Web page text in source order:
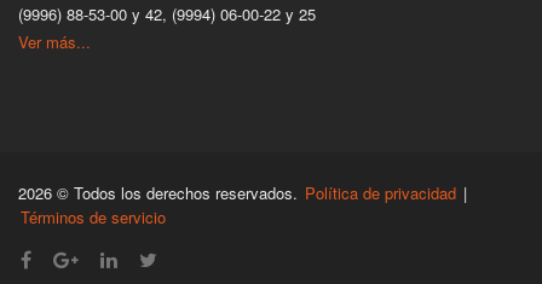
(9996) 88-53-00 y 42, (9994) 06-00-22 y 25
Ver más...
2026 © Todos los derechos reservados. Política de privacidad |
Términos de servicio